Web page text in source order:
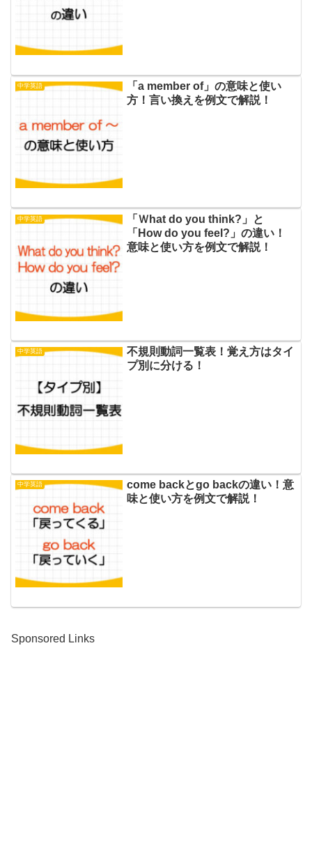
中学英語
「a member of」の意味と使い
方！言い換えを例文で解説！
中学英語
「Ｗhat do you think?」と
「How do you feel?」の違い！
意味と使い方を例文で解説！
中学英語
不規則動詞一覧表！覚え方はタイ
プ別に分ける！
中学英語
come backとgo backの違い！意
味と使い方を例文で解説！
Sponsored Links